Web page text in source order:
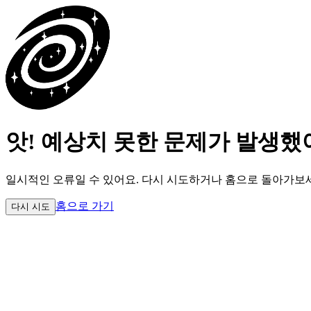
앗! 예상치 못한 문제가 발생했
일시적인 오류일 수 있어요. 다시 시도하거나 홈으로 돌아가보
다시 시도 홈으로 가기